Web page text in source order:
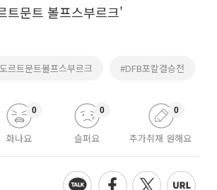
트문트 볼프스부르크'
르트문트볼프스부르크 #DFB포칼결승전
화나요
0
슬퍼요
0
추가취재 원해요
0